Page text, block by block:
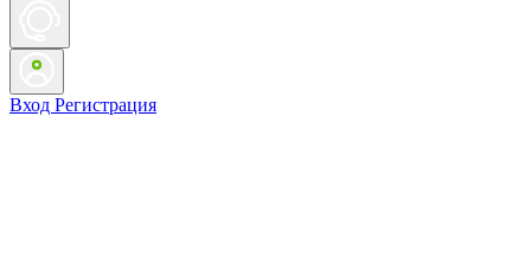
Вход Регистрация